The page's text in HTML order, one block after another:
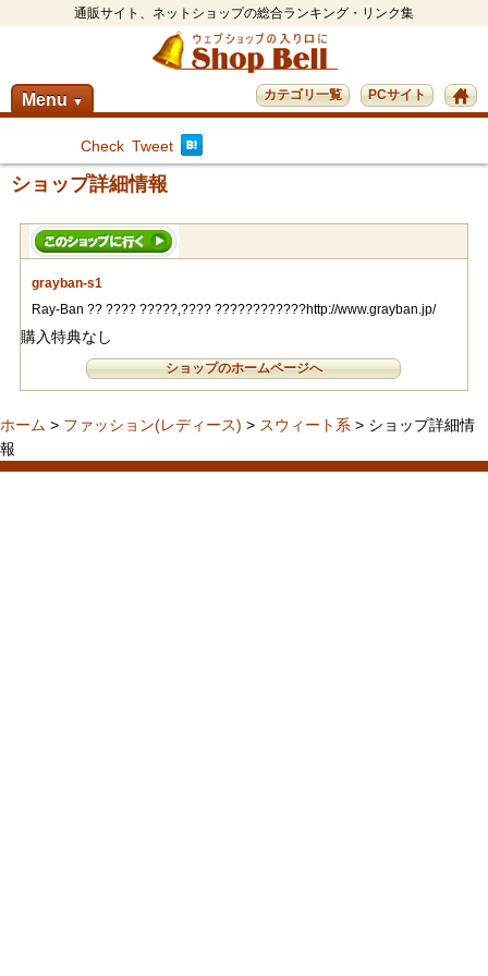
通販サイト、ネットショップの総合ランキング・リンク集
Menu ▼ PCサイト
カテゴリ一覧
Check Tweet
ショップ詳細情報
grayban-s1
Ray-Ban ?? ???? ?????,???? ????????????http://www.grayban.jp/
購入特典なし
ショップのホームページへ
ホーム > ファッション(レディース) > スウィート系 > ショップ詳細情
報